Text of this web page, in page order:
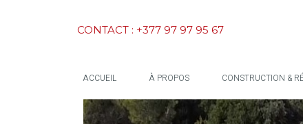
CONTACT : +377 97 97 95 67
ACCUEIL À PROPOS CONSTRUCTION &